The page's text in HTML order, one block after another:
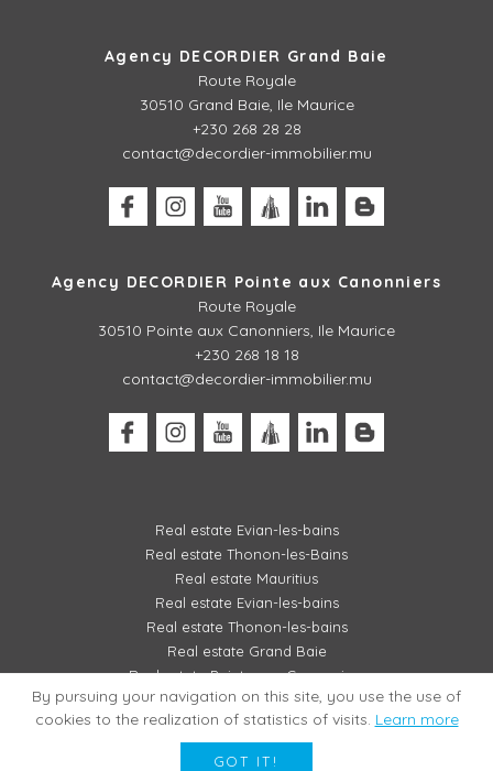
Agency DECORDIER Grand Baie
Route Royale
30510 Grand Baie, Ile Maurice
+230 268 28 28
contact@decordier-immobilier.mu
Agency DECORDIER Pointe aux Canonniers
Route Royale
30510 Pointe aux Canonniers, Ile Maurice
+230 268 18 18
contact@decordier-immobilier.mu
Real estate Evian-les-bains
Real estate Thonon-les-Bains
Real estate Mauritius
Real estate Evian-les-bains
Real estate Thonon-les-bains
Real estate Grand Baie
Real estate Pointe aux Canonniers
LEGAL MENTIONS / FEES SCHEDULE
By pursuing your navigation on this site, you use the use of
cookies to the realization of statistics of visits. Learn more